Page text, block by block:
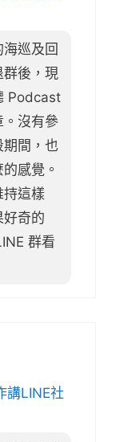
巡及回
群後，現
Podcast
。沒有參
期間，也
感覺。
持這樣
好奇的
群看
講LINE社